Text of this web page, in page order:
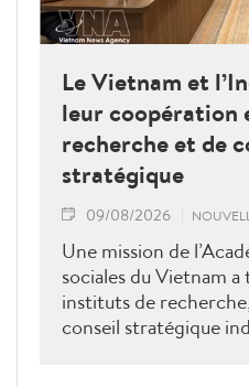
Le Vietnam et
leur coopération
recherche et de
stratégique
09/08/2026
Une mission de
sociales du Vietnam
instituts de
conseil stratégique